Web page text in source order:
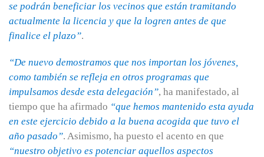
se podrán beneficiar los vecinos que están tramitando
actualmente la licencia y que la logren antes de que
finalice el plazo”.
“De nuevo demostramos que nos importan los jóvenes,
como también se refleja en otros programas que
impulsamos desde esta delegación”, ha manifestado, al
tiempo que ha afirmado “que hemos mantenido esta ayuda
en este ejercicio debido a la buena acogida que tuvo el
año pasado”. Asimismo, ha puesto el acento en que
“nuestro objetivo es potenciar aquellos aspectos